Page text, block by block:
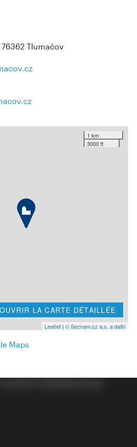
76362 Tlumačov
1 km
3000 ft
OUVRIR LA CARTE DÉTAILLÉE
Leaflet | © Seznam.cz a.s. a další
Maps